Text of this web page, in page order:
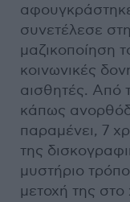
συνετέλεσε
μαζικοποίηση
κοινωνικές
αισθητές. Από
κάπως
παραμένει, 7
της
μυστήριο
μετοχή της